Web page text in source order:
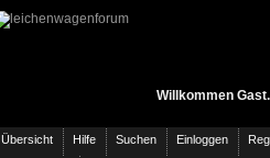
Willkommen
Übersicht Hilfe Suchen Einloggen